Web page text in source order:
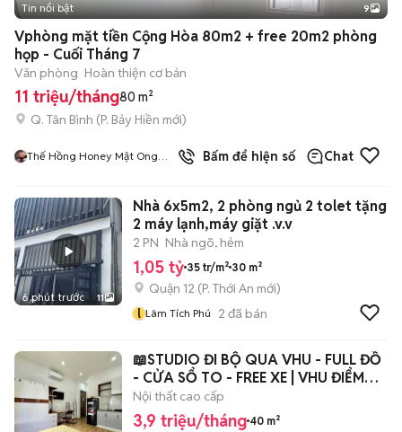
+2
Tin nổi bật 9
Vphòng mặt tiền Cộng Hòa 80m2 + free 20m2 phòng
họp - Cuối Tháng 7
Văn phòng Hoàn thiện cơ bản
11 triệu/tháng80 m²
Q. Tân Bình (P. Bảy Hiền mới)
Thế Hồng Honey Mật Ong
6đã bán
Bấm để hiện số Chat
6 phút trước 11
Nhà 6x5m2, 2 phòng ngủ 2 tolet tặng
2 máy lạnh,máy giặt .v.v
2 PN Nhà ngõ, hẻm
1,05 tỷ 35 tr/m² 30 m²
Quận 12 (P. Thới An mới)
l Lâm Tích Phú 2 đã bán
📖STUDIO ĐI BỘ QUA VHU - FULL ĐỒ
- CỬA SỔ TO - FREE XE | VHU ĐIỂM
DANH
Nội thất cao cấp
3,9 triệu/tháng 40 m²